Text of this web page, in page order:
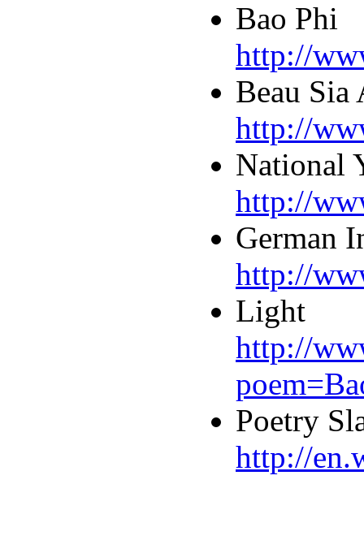
Bao Phi
http://
Beau Sia
http://
National
http://
German
http://
Light
http://
Poetry
http://